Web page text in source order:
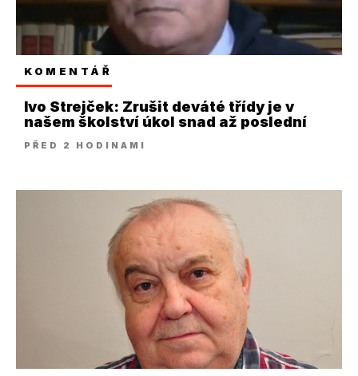
KOMENTÁŘ
Ivo Strejček: Zrušit deváté třídy je v
našem školství úkol snad až poslední
PŘED 2 HODINAMI